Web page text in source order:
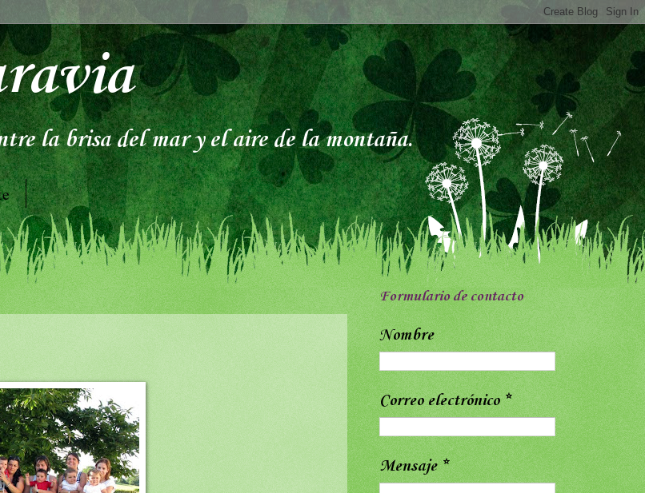
la brisa del mar y el aire de la montaña.
Formulario de contacto
Nombre
Correo electrónico*
Mensaje*